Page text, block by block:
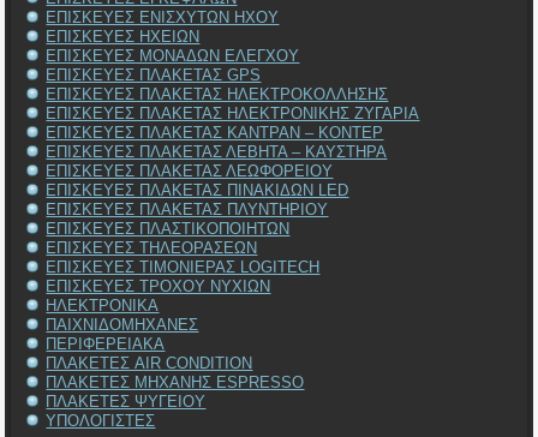
ΕΠΙΣΚΕΥΕΣ ΕΝΙΣΧΥΤΩΝ ΗΧΟΥ
ΕΠΙΣΚΕΥΕΣ ΗΧΕΙΩΝ
ΕΠΙΣΚΕΥΕΣ ΜΟΝΑΔΩΝ ΕΛΕΓΧΟΥ
ΕΠΙΣΚΕΥΕΣ ΠΛΑΚΕΤΑΣ GPS
ΕΠΙΣΚΕΥΕΣ ΠΛΑΚΕΤΑΣ ΗΛΕΚΤΡΟΚΟΛΛΗΣΗΣ
ΕΠΙΣΚΕΥΕΣ ΠΛΑΚΕΤΑΣ ΗΛΕΚΤΡΟΝΙΚΗΣ ΖΥΓΑΡΙΑ
ΕΠΙΣΚΕΥΕΣ ΠΛΑΚΕΤΑΣ ΚΑΝΤΡΑΝ – ΚΟΝΤΕΡ
ΕΠΙΣΚΕΥΕΣ ΠΛΑΚΕΤΑΣ ΛΕΒΗΤΑ – ΚΑΥΣΤΗΡΑ
ΕΠΙΣΚΕΥΕΣ ΠΛΑΚΕΤΑΣ ΛΕΩΦΟΡΕΙΟΥ
ΕΠΙΣΚΕΥΕΣ ΠΛΑΚΕΤΑΣ ΠΙΝΑΚΙΔΩΝ LED
ΕΠΙΣΚΕΥΕΣ ΠΛΑΚΕΤΑΣ ΠΛΥΝΤΗΡΙΟΥ
ΕΠΙΣΚΕΥΕΣ ΠΛΑΣΤΙΚΟΠΟΙΗΤΩΝ
ΕΠΙΣΚΕΥΕΣ ΤΗΛΕΟΡΑΣΕΩΝ
ΕΠΙΣΚΕΥΕΣ ΤΙΜΟΝΙΕΡΑΣ LOGITECH
ΕΠΙΣΚΕΥΕΣ ΤΡΟΧΟΥ ΝΥΧΙΩΝ
ΗΛΕΚΤΡΟΝΙΚΑ
ΠΑΙΧΝΙΔΟΜΗΧΑΝΕΣ
ΠΕΡΙΦΕΡΕΙΑΚΑ
ΠΛΑΚΕΤΕΣ AIR CONDITION
ΠΛΑΚΕΤΕΣ ΜΗΧΑΝΗΣ ESPRESSO
ΠΛΑΚΕΤΕΣ ΨΥΓΕΙΟΥ
ΥΠΟΛΟΓΙΣΤΕΣ